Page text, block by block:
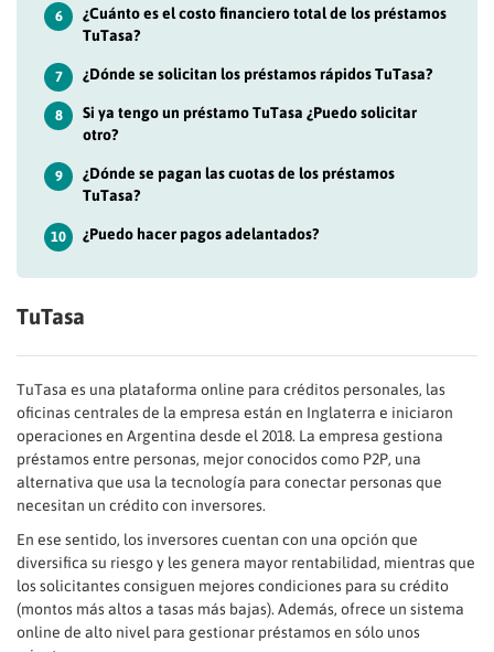
6
¿Cuánto es el costo financiero total de los préstamos
TuTasa?
7 ¿Dónde se solicitan los préstamos rápidos TuTasa?
8
Si ya tengo un préstamo TuTasa ¿Puedo solicitar
otro?
9
¿Dónde se pagan las cuotas de los préstamos
TuTasa?
10 ¿Puedo hacer pagos adelantados?
TuTasa
TuTasa es una plataforma online para créditos personales, las
oficinas centrales de la empresa están en Inglaterra e iniciaron
operaciones en Argentina desde el 2018. La empresa gestiona
préstamos entre personas, mejor conocidos como P2P, una
alternativa que usa la tecnología para conectar personas que
necesitan un crédito con inversores.
En ese sentido, los inversores cuentan con una opción que
diversifica su riesgo y les genera mayor rentabilidad, mientras que
los solicitantes consiguen mejores condiciones para su crédito
(montos más altos a tasas más bajas). Además, ofrece un sistema
online de alto nivel para gestionar préstamos en sólo unos